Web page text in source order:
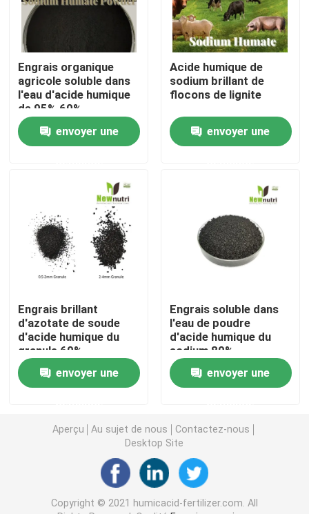
Engrais organique d'acide aminé
Engrais organique d'azote
Engrais de Humate de potassium
Poudre acide de Fulvic
Acide humique de sodium
Engrais d'acide humique
Potassium Fulvic acide
Engrais d'acide aminé
Poudre soluble d'acide humique
Engrais organique
agricole soluble dans
l'eau d'acide humique
de 95% 60%
envoyer une
Acide humique de
sodium brillant de
flocons de lignite
envoyer une
Engrais brillant
d'azotate de soude
d'acide humique du
granule 60%
envoyer une
Engrais soluble dans
l'eau de poudre
d'acide humique du
sodium 80%
d'aquiculture
envoyer une
Aperçu Au sujet de nous
Contactez-nous
Desktop Site
Copyright © 2021 humicacid-fertilizer.com. All